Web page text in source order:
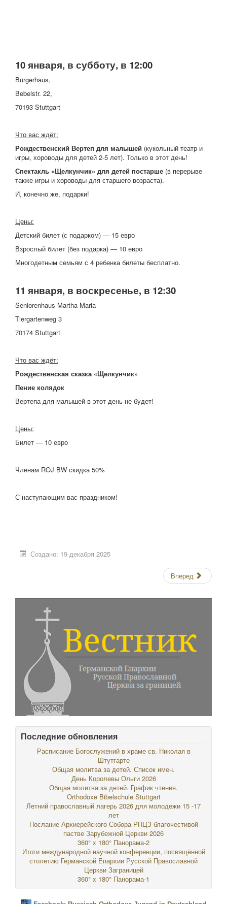
10 января, в субботу, в 12:00
Bürgerhaus,
Bebelstr. 22,
70193 Stuttgart
Что вас ждёт:
Рождественский Вертеп для малышей (кукольный театр и
игры, хороводы для детей 2-5 лет). Только в этот день!
Спектакль «Щелкунчик» для детей постарше (в перерыве
также игры и хороводы для старшего возраста).
И, конечно же, подарки!
Цены:
Детский билет (с подарком) — 15 евро
Взрослый билет (без подарка) — 10 евро
Многодетным семьям с 4 ребенка билеты бесплатно.
11 января, в воскресенье, в 12:30
Seniorenhaus Martha-Maria
Tiergartenweg 3
70174 Stuttgart
Что вас ждёт:
Рождественская сказка «Щелкунчик»
Пение колядок
Вертепа для малышей в этот день не будет!
Цены:
Билет — 10 евро
Членам ROJ BW скидка 50%
С наступающим вас праздником!
Создано: 19 декабря 2025
Вперед
Последние обновления
Расписание Богослужений в храме св. Николая в
Штутгарте
Общая молитва за детей. Список имен.
День Королевы Ольги 2026
Общая молитва за детей. График чтения.
Orthodoxe Bibelschule Stuttgart
Летний православный лагерь 2026 для молодежи 15 -17
лет
Послание Архиерейского Собора РПЦЗ благочестивой
пастве Зарубежной Церкви 2026
360° x 180° Панорама-2
Итоги международной научной конференции, посвящённой
столетию Германской Епархии Русской Православной
Церкви Заграницей
360° x 180° Панорама-1